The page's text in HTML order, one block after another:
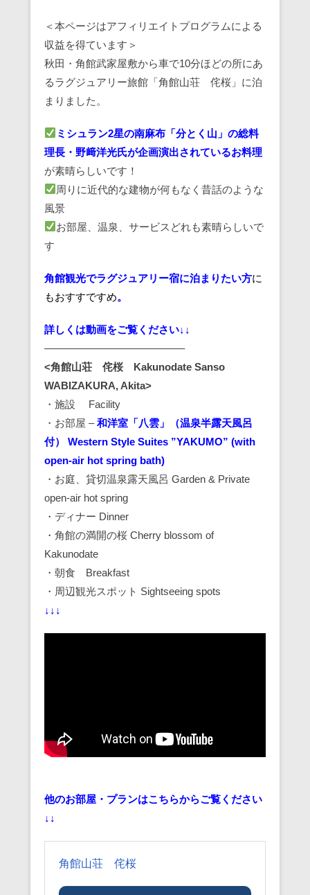
＜本ページはアフィリエイトプログラムによる
収益を得ています＞
秋田・角館武家屋敷から車で10分ほどの所にあ
るラグジュアリー旅館「角館山荘 侘桜」に泊
まりました。
ミシュラン2星の南麻布「分とく山」の総料
理長・野﨑洋光氏が企画演出されているお料理
が素晴らしいです！
周りに近代的な建物が何もなく昔話のような
風景
お部屋、温泉、サービスどれも素晴らしいで
す
角館観光でラグジュアリー宿に泊まりたい方に
もおすすですめ。
詳しくは動画をご覧ください↓↓
—————————————–
<角館山荘 侘桜 Kakunodate Sanso
WABIZAKURA, Akita>
・施設 Facility
・お部屋 –和洋室「八雲」（温泉半露天風呂
付） Western Style Suites ”YAKUMO” (with
open-air hot spring bath)
・お庭、貸切温泉露天風呂 Garden & Private
open-air hot spring
・ディナー Dinner
・角館の満開の桜 Cherry blossom of
Kakunodate
・朝食 Breakfast
・周辺観光スポット Sightseeing spots
↓↓↓
他のお部屋・プランはこちらからご覧ください
↓↓
角館山荘 侘桜